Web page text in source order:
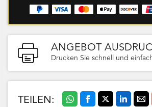
ANGEBOT
Drucken Sie schnell und
TEILEN: